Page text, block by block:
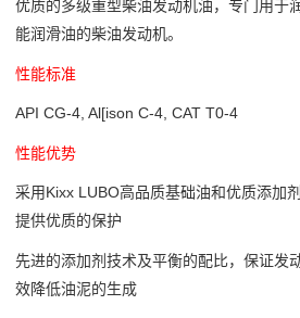
优质的多级重型柴油发动机油，专门用于
能润滑油的柴油发动机。
性能标准
API CG-4, Al[ison C-4, CAT T0-4
性能优势
采用Kixx LUBO高品质基础油和优质添加
提供优质的保护
先进的添加剂技术及平衡的配比，保证发
效降低油泥的生成